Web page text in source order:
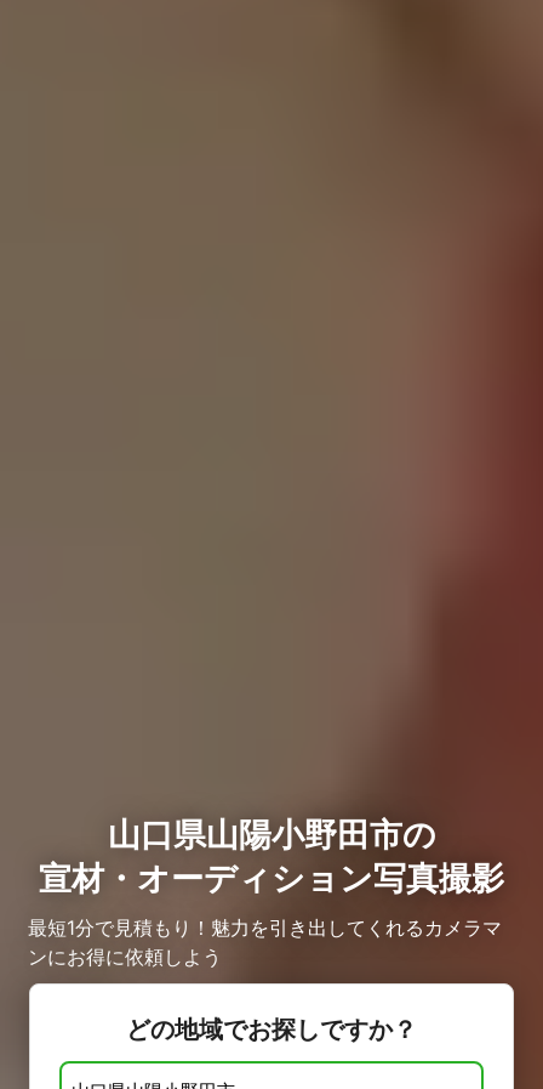
山口県山陽小野田市の
宣材・オーディション写真撮影
最短1分で見積もり！魅力を引き出してくれるカメラマ
ンにお得に依頼しよう
どの地域でお探しですか？